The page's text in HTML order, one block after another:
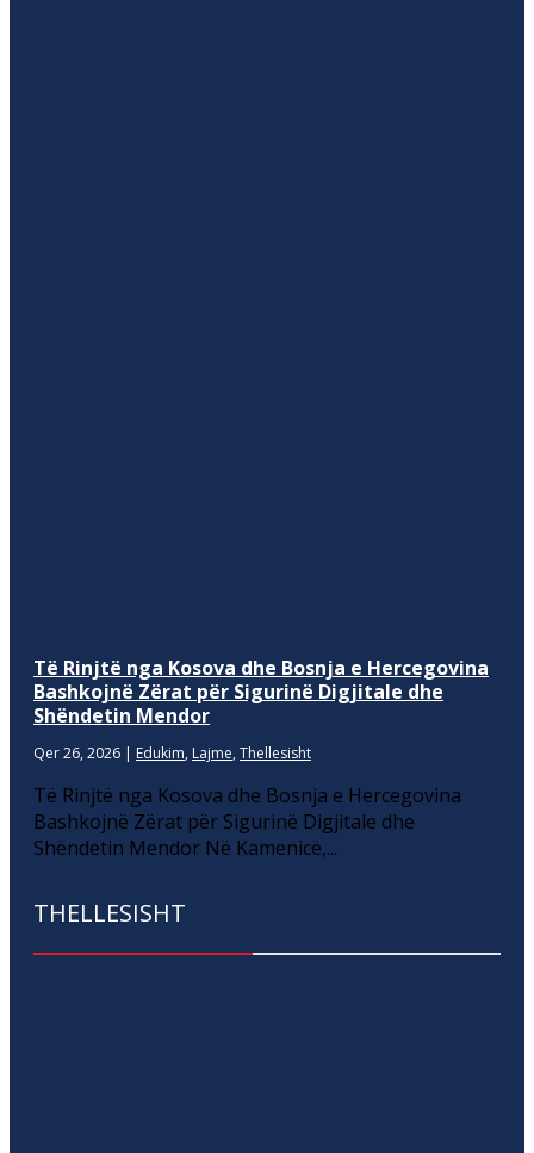
Të Rinjtë nga Kosova dhe Bosnja e Hercegovina
Bashkojnë Zërat për Sigurinë Digjitale dhe
Shëndetin Mendor
Qer 26, 2026 | Edukim, Lajme, Thellesisht
Të Rinjtë nga Kosova dhe Bosnja e Hercegovina
Bashkojnë Zërat për Sigurinë Digjitale dhe
Shëndetin Mendor Në Kamenicë,...
THELLESISHT